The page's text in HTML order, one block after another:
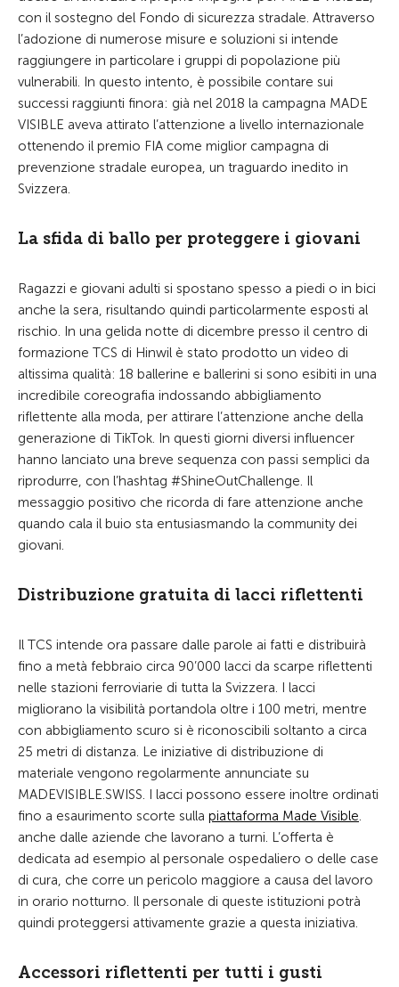
con il sostegno del Fondo di sicurezza stradale. Attraverso
l’adozione di numerose misure e soluzioni si intende
raggiungere in particolare i gruppi di popolazione più
vulnerabili. In questo intento, è possibile contare sui
successi raggiunti finora: già nel 2018 la campagna MADE
VISIBLE aveva attirato l’attenzione a livello internazionale
ottenendo il premio FIA come miglior campagna di
prevenzione stradale europea, un traguardo inedito in
Svizzera.
La sfida di ballo per proteggere i giovani
Ragazzi e giovani adulti si spostano spesso a piedi o in bici
anche la sera, risultando quindi particolarmente esposti al
rischio. In una gelida notte di dicembre presso il centro di
formazione TCS di Hinwil è stato prodotto un video di
altissima qualità: 18 ballerine e ballerini si sono esibiti in una
incredibile coreografia indossando abbigliamento
riflettente alla moda, per attirare l’attenzione anche della
generazione di TikTok. In questi giorni diversi influencer
hanno lanciato una breve sequenza con passi semplici da
riprodurre, con l’hashtag #ShineOutChallenge. Il
messaggio positivo che ricorda di fare attenzione anche
quando cala il buio sta entusiasmando la community dei
giovani.
Distribuzione gratuita di lacci riflettenti
Il TCS intende ora passare dalle parole ai fatti e distribuirà
fino a metà febbraio circa 90’000 lacci da scarpe riflettenti
nelle stazioni ferroviarie di tutta la Svizzera. I lacci
migliorano la visibilità portandola oltre i 100 metri, mentre
con abbigliamento scuro si è riconoscibili soltanto a circa
25 metri di distanza. Le iniziative di distribuzione di
materiale vengono regolarmente annunciate su
MADEVISIBLE.SWISS. I lacci possono essere inoltre ordinati
fino a esaurimento scorte sulla piattaforma Made Visible.
anche dalle aziende che lavorano a turni. L’offerta è
dedicata ad esempio al personale ospedaliero o delle case
di cura, che corre un pericolo maggiore a causa del lavoro
in orario notturno. Il personale di queste istituzioni potrà
quindi proteggersi attivamente grazie a questa iniziativa.
Accessori riflettenti per tutti i gusti